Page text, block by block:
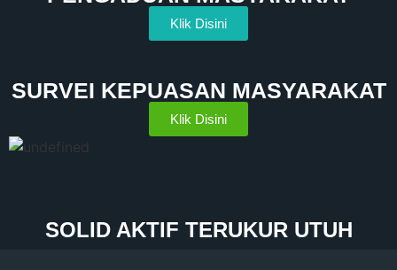
Klik Disini
SURVEI KEPUASAN MASYARAKAT
Klik Disini
SOLID AKTIF TERUKUR UTUH